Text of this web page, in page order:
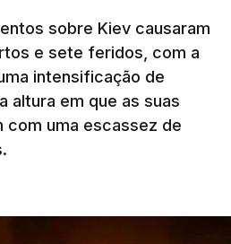
sobre Kiev causaram
e sete feridos, com a
intensificação de
altura em que as suas
com uma escassez de